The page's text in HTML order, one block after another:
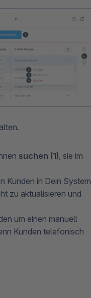
suchen (1), sie im
Kunden in Dein System
zu aktualisieren und
um einen manuell
Kunden telefonisch